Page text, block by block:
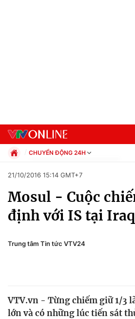
Chuyên mục
Chính trị
Xã hội
Y tế
CHUYỂN ĐỘNG 24H
Xã hội
Pháp luật
Thể thao
Văn hóa - Giải trí
Giáo dục
21/10/2016 15:14 GMT+7
Mosul - Cuộc
định với IS tại Iraq
Trung tâm Tin tức VTV24
VTV.vn - Từng chiếm giữ 1/3
lớn và có những lúc tiến sát